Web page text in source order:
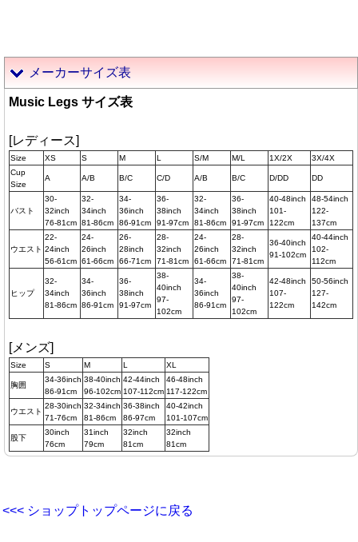
メーカーサイズ表
Music Legs サイズ表
[レディース]
Size XS S M L S/M M/L 1X/2X
3X/4X
Cup
Size
A A/B B/C C/D A/B B/C D/DD DD
バスト
30-
32inch
76-81cm
32-
34inch
81-86cm
34-
36inch
86-91cm
36-
38inch
91-97cm
32-
34inch
81-86cm
36-
38inch
91-97cm
40-48inch
101-
122cm
48-54inch
122-
137cm
ウエスト
22-
24inch
56-61cm
24-
26inch
61-66cm
26-
28inch
66-71cm
28-
32inch
71-81cm
24-
26inch
61-66cm
28-
32inch
71-81cm
36-40inch
91-102cm
40-44inch
102-
112cm
ヒップ
32-
34inch
81-86cm
34-
36inch
86-91cm
36-
38inch
91-97cm
38-
40inch
97-
102cm
34-
36inch
86-91cm
38-
40inch
97-
102cm
42-48inch
107-
122cm
50-56inch
127-
142cm
[メンズ]
Size S M L XL
胸囲
34-36inch
86-91cm
38-40inch
96-102cm
42-44inch
107-112cm
46-48inch
117-122cm
ウエスト
28-30inch
71-76cm
32-34inch
81-86cm
36-38inch
86-97cm
40-42inch
101-107cm
股下
30inch
76cm
31inch
79cm
32inch
81cm
32inch
81cm
<<< ショップトップページに戻る